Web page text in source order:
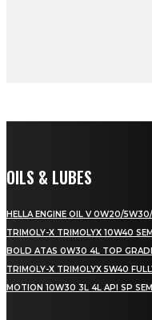
OILS & LUBES
HELLA ENGINE OIL V 0W20/
TRIMOLY-X TRIMOLYX 10W40
BOLD ATAS 0W30 4L TOP
TRIMOLY-X TRIMOLYX 5W40
MOTION 10W30 3L 4L API SP